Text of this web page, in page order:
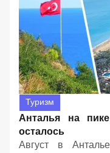
Туризм
Анталья на
осталось
Август в